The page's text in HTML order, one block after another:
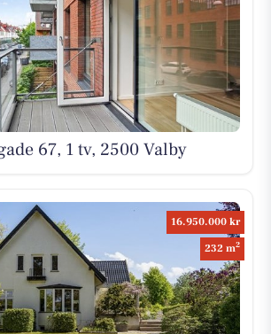
67, 1 tv, 2500 Valby
16.950.000 kr
232 m2